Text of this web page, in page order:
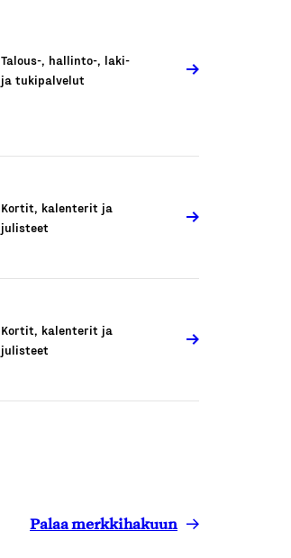
Talous-, hallinto-, laki-
ja tukipalvelut
Kortit, kalenterit ja
julisteet
Kortit, kalenterit ja
julisteet
Palaa merkkihakuun